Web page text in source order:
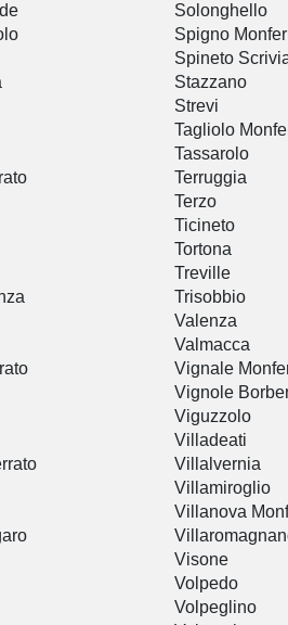
Solonghello
Spigno
Spineto
Stazzano
Strevi
Tagliolo
Tassarolo
Terruggia
Terzo
Ticineto
Tortona
Treville
Trisobbio
Valenza
Valmacca
Vignale
Vignole
Viguzzolo
Villadeati
Villalvernia
Villamiroglio
Villanova
Visone
Volpedo
Volpeglino